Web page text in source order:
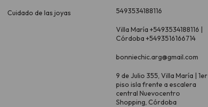
Cuidado de las joyas 5493534188116
Villa María +5493534188116 |
Córdoba +5493516166714
bonniechic.arg@gmail.com
9 de Julio 355, Villa María | 1er
piso isla frente a escalera
central Nuevocentro
Shopping, Córdoba